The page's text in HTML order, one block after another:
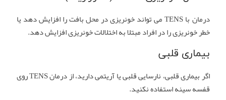
درمان با TENS می تواند خونریزی در محل بافت را افزایش دهد یا
خطر خونریزی را در افراد مبتلا به اختلالات خونریزی افزایش دهد.
بیماری قلبی
اگر بیماری قلبی، نارسایی قلبی یا آریتمی دارید، از درمان TENS روی
قفسه سینه استفاده نکنید.